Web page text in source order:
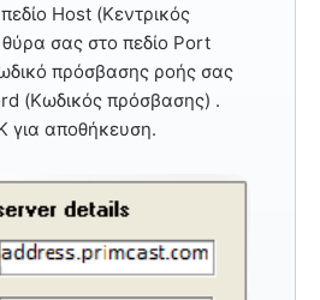
Host (Κεντρικός
θύρα σας στο πεδίο Port
πρόσβασης ροής σας
(Κωδικός πρόσβασης) .
για αποθήκευση.